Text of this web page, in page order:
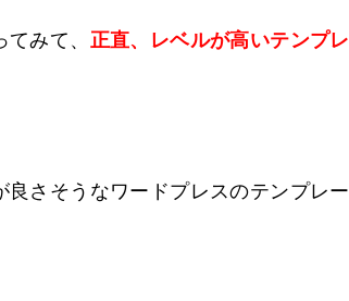
みて、 正直、レベルが高いテンプレ
さそうなワードプレスのテンプレー